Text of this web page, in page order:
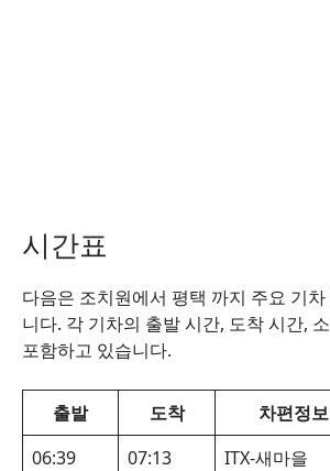
시간표
다음은 조치원에서 평택 까지 주요 기
니다. 각 기차의 출발 시간, 도착 시간,
포함하고 있습니다.
출발 도착 차편정보
06:39
07:13 ITX-새마을